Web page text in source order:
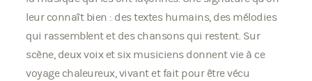
leur connaît bien : des textes humains, des mélodies
qui rassemblent et des chansons qui restent. Sur
scène, deux voix et six musiciens donnent vie à ce
voyage chaleureux, vivant et fait pour être vécu